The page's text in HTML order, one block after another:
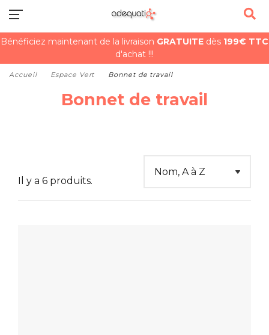
Bénéficiez maintenant de la livraison GRATUITE dès 199€ TTC
d'achat !!!
Accueil Espace Vert Bonnet de travail
Bonnet de travail
Il y a 6 produits.